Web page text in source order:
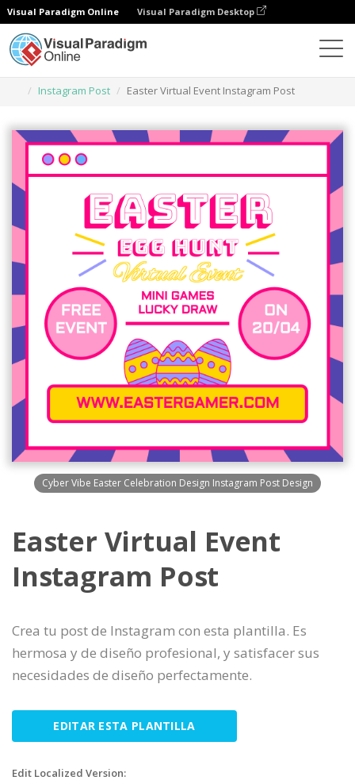
Visual Paradigm Online Visual Paradigm Desktop
Instagram Post
Easter Virtual Event Instagram Post
Cyber Vibe Easter Celebration Design Instagram Post Design
Easter Virtual Event
Instagram Post
Crea tu post de Instagram con esta plantilla. Es
hermosa y de diseño profesional, y satisfacer sus
necesidades de diseño perfectamente.
EDITAR ESTA PLANTILLA
Edit Localized Version: